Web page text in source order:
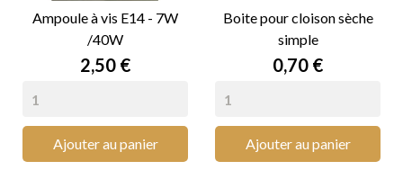
Ampoule à vis E14 - 7W
/40W
Prix
2,50 €
Ajouter au panier
Boite pour cloison sèche
simple
Prix
0,70 €
Ajouter au panier